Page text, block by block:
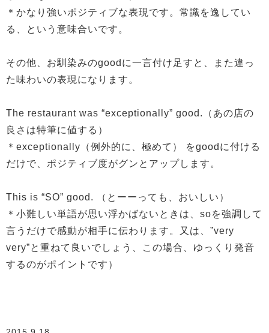
＊かなり強いポジティブな表現です。常識を逸してい
る、という意味合いです。
その他、お馴染みのgoodに一言付け足すと、また違っ
た味わいの表現になります。
The restaurant was “exceptionally” good.（あの店の
良さは特筆に値する）
＊exceptionally（例外的に、極めて） をgoodに付ける
だけで、ポジティブ度がグンとアップします。
This is “SO” good. （とーーっても、おいしい）
＊小難しい単語が思い浮かばないときは、soを強調して
言うだけで感動が相手に伝わります。又は、”very
very”と重ねて良いでしょう、この場合、ゆっくり発音
するのがポイントです）